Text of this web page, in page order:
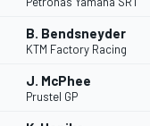
B. Bendsneyder
KTM Factory Racing
J. McPhee
Prustel GP